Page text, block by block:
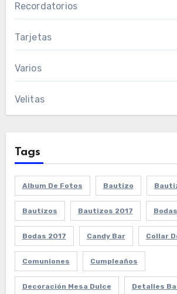
Recordatorios
Tarjetas
Varios
Velitas
Tags
Album De Fotos Bautizo
Bautizos Bautizos 2017 Bodas
Bodas 2017 Candy Bar Collar
Comuniones Cumpleaños
Decoración Mesa Dulce Detalles